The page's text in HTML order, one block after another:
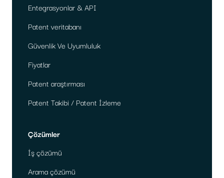
Entegrasyonlar & API
Patent veritabanı
Güvenlik Ve Uyumluluk
Fiyatlar
Patent araştırması
Patent Takibi / Patent İzleme
Çözümler
İş çözümü
Arama çözümü